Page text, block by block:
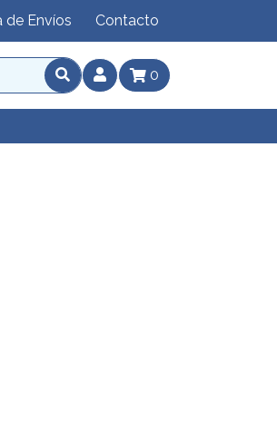
de Envíos Contacto
0